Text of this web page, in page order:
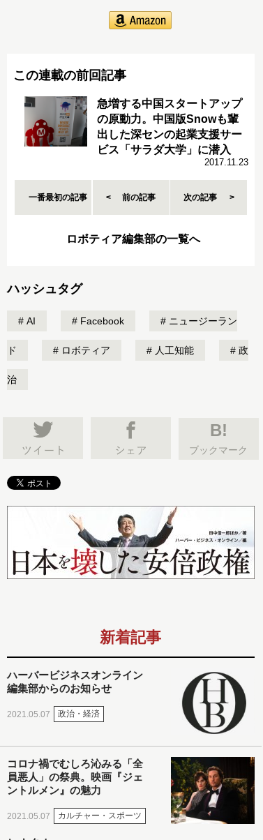
この連載の前回記事
急増する中国スタートアップ
の原動力。中国版Snowも輩
出した深センの起業支援サー
ビス「サラダ大学」に潜入
2017.11.23
一番最初の記事 前の記事 次の記事
ロボティア編集部の一覧へ
ハッシュタグ
AI Facebook ニュージーラン
ド ロボティア 人工知能 政
治
B!
ブックマーク
新着記事
ハーバービジネスオンライン
編集部からのお知らせ
2021.05.07 政治・経済
コロナ禍でむしろ沁みる「全
員悪人」の祭典。映画『ジェ
ントルメン』の魅力
2021.05.07 カルチャー・スポーツ